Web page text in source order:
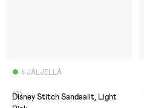
4 JÄLJELLÄ
(0)
Disney Stitch Sandaalit, Light